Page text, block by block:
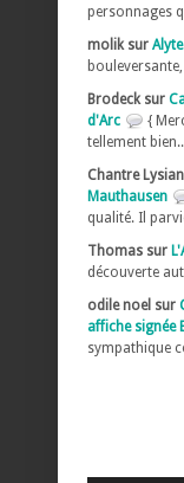
personnages
molik sur Alyte
Brodeck sur
d'Arc
{
tellement
Chantre
Mauthausen
qualité. Il
Thomas sur
découverte
odile noel sur
affiche signée
sympathique